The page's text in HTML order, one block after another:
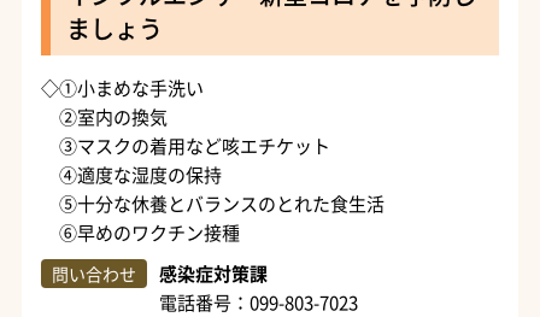
ましょう
◇①小まめな手洗い
②室内の換気
③マスクの着用など咳エチケット
④適度な湿度の保持
⑤十分な休養とバランスのとれた食生活
⑥早めのワクチン接種
問い合わせ
感染症対策課
電話番号：099-803-7023